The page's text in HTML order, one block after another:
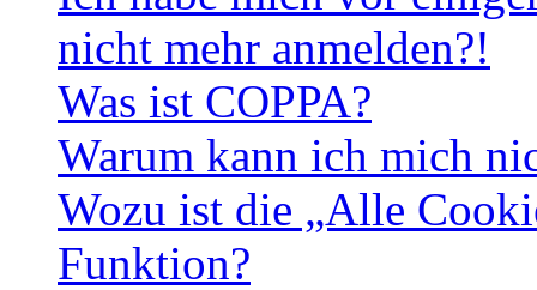
nicht mehr anmelden?!
Was ist COPPA?
Warum kann ich mich
Wozu ist die „Alle
Funktion?